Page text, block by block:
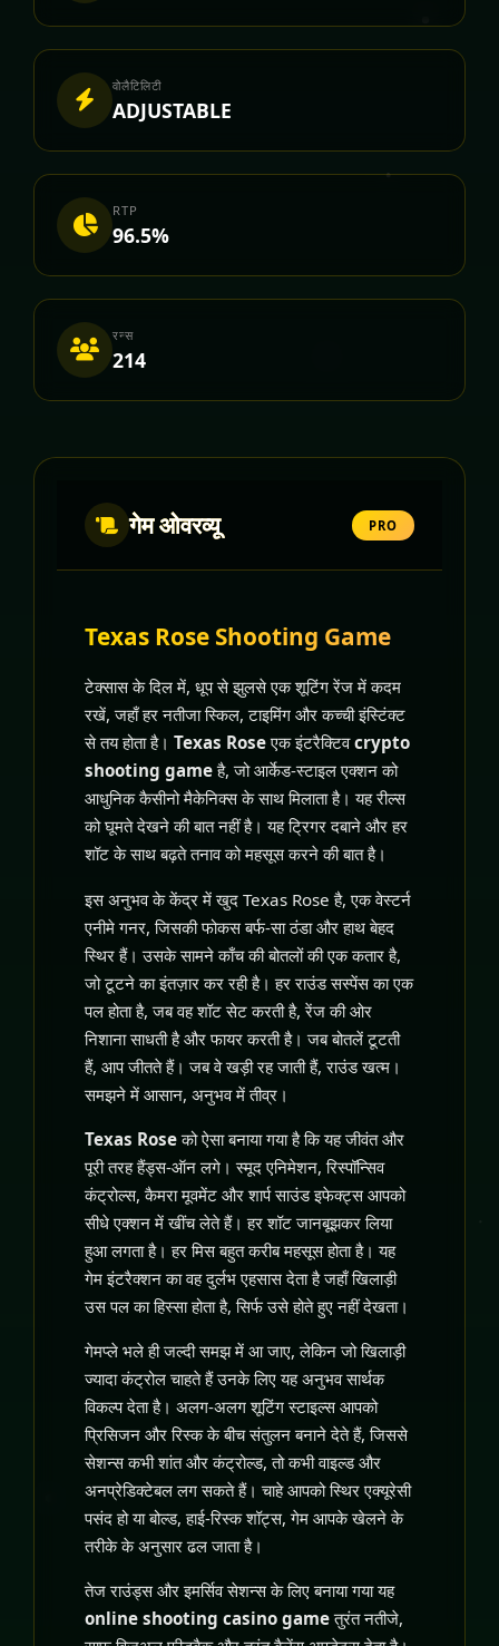
वोलैटिलिटी
ADJUSTABLE
RTP
96.5%
रन्स
214
गेम ओवरव्यू PRO
Texas Rose Shooting Game
टेक्सास के दिल में, धूप से झुलसे एक शूटिंग रेंज में कदम
रखें, जहाँ हर नतीजा स्किल, टाइमिंग और कच्ची इंस्टिंक्ट
से तय होता है। Texas Roseएक इंटरैक्टिवcrypto
shooting gameहै, जो आर्केड-स्टाइल एक्शन को
आधुनिक कैसीनो मैकेनिक्स के साथ मिलाता है। यह रील्स
को घूमते देखने की बात नहीं है। यह ट्रिगर दबाने और हर
शॉट के साथ बढ़ते तनाव को महसूस करने की बात है।
इस अनुभव के केंद्र में खुद Texas Rose है, एक वेस्टर्न
एनीमे गनर, जिसकी फोकस बर्फ-सा ठंडा और हाथ बेहद
स्थिर हैं। उसके सामने काँच की बोतलों की एक कतार है,
जो टूटने का इंतज़ार कर रही है। हर राउंड सस्पेंस का एक
पल होता है, जब वह शॉट सेट करती है, रेंज की ओर
निशाना साधती है और फायर करती है। जब बोतलें टूटती
हैं, आप जीतते हैं। जब वे खड़ी रह जाती हैं, राउंड खत्म।
समझने में आसान, अनुभव में तीव्र।
Texas Roseको ऐसा बनाया गया है कि यह जीवंत और
पूरी तरह हैंड्स-ऑन लगे। स्मूद एनिमेशन, रिस्पॉन्सिव
कंट्रोल्स, कैमरा मूवमेंट और शार्प साउंड इफेक्ट्स आपको
सीधे एक्शन में खींच लेते हैं। हर शॉट जानबूझकर लिया
हुआ लगता है। हर मिस बहुत करीब महसूस होता है। यह
गेम इंटरैक्शन का वह दुर्लभ एहसास देता है जहाँ खिलाड़ी
उस पल का हिस्सा होता है, सिर्फ उसे होते हुए नहीं देखता।
गेमप्ले भले ही जल्दी समझ में आ जाए, लेकिन जो खिलाड़ी
ज्यादा कंट्रोल चाहते हैं उनके लिए यह अनुभव सार्थक
विकल्प देता है। अलग-अलग शूटिंग स्टाइल्स आपको
प्रिसिजन और रिस्क के बीच संतुलन बनाने देते हैं, जिससे
सेशन्स कभी शांत और कंट्रोल्ड, तो कभी वाइल्ड और
अनप्रेडिक्टेबल लग सकते हैं। चाहे आपको स्थिर एक्यूरेसी
पसंद हो या बोल्ड, हाई-रिस्क शॉट्स, गेम आपके खेलने के
तरीके के अनुसार ढल जाता है।
तेज राउंड्स और इमर्सिव सेशन्स के लिए बनाया गया यह
online shooting casino gameतुरंत नतीजे,